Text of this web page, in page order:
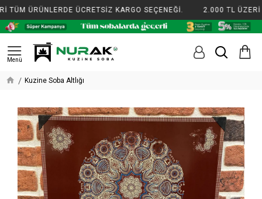
ÜRÜNLERDE ÜCRETSİZ KARGO SEÇENEĞİ. 2.000 TL ÜZERİ
Kuzine Soba Altlığı